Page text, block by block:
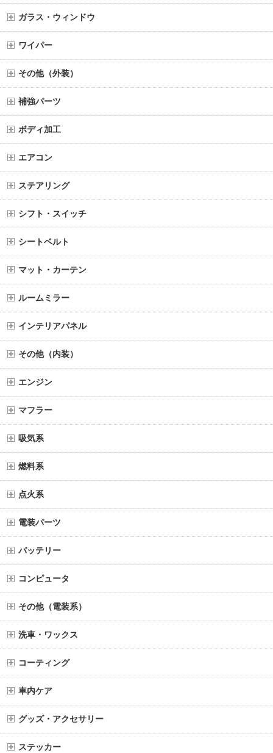
ガラス・ウィンドウ
ワイパー
その他（外装）
補強パーツ
ボディ加工
エアコン
ステアリング
シフト・スイッチ
シートベルト
マット・カーテン
ルームミラー
インテリアパネル
その他（内装）
エンジン
マフラー
吸気系
燃料系
点火系
電装パーツ
バッテリー
コンピュータ
その他（電装系）
洗車・ワックス
コーティング
車内ケア
グッズ・アクセサリー
ステッカー